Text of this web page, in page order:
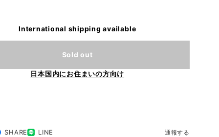
International shipping available
Sold out
日本国内にお住まいの方向け
SHARE LINE 通報する